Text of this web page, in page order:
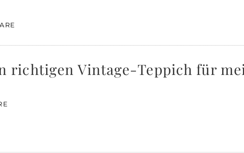
richtigen Vintage-Teppich für